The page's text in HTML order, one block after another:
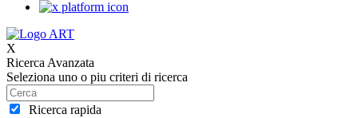
X
Ricerca Avanzata
Seleziona uno o piu criteri di ricerca
Ricerca rapida